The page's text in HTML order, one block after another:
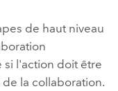
de haut niveau
l'action doit être
la collaboration.